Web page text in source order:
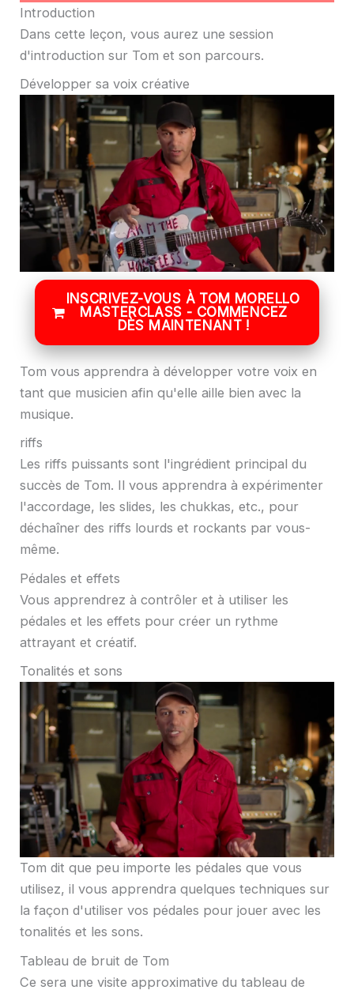
Introduction
Dans cette leçon, vous aurez une session
d'introduction sur Tom et son parcours.
Développer sa voix créative
INSCRIVEZ-VOUS À TOM MORELLO
MASTERCLASS - COMMENCEZ
DÈS MAINTENANT !
Tom vous apprendra à développer votre voix en
tant que musicien afin qu'elle aille bien avec la
musique.
riffs
Les riffs puissants sont l'ingrédient principal du
succès de Tom. Il vous apprendra à expérimenter
l'accordage, les slides, les chukkas, etc., pour
déchaîner des riffs lourds et rockants par vous-
même.
Pédales et effets
Vous apprendrez à contrôler et à utiliser les
pédales et les effets pour créer un rythme
attrayant et créatif.
Tonalités et sons
Tom dit que peu importe les pédales que vous
utilisez, il vous apprendra quelques techniques sur
la façon d'utiliser vos pédales pour jouer avec les
tonalités et les sons.
Tableau de bruit de Tom
Ce sera une visite approximative du tableau de